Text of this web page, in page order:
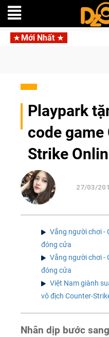
Mới Nhất
Playpark
code game
Strike
27/03/
Vắng người chơi -
đóng cửa
Vắng người chơi -
đóng cửa
Việt Nam giành
vô địch Counter-
Nhân dịp bước